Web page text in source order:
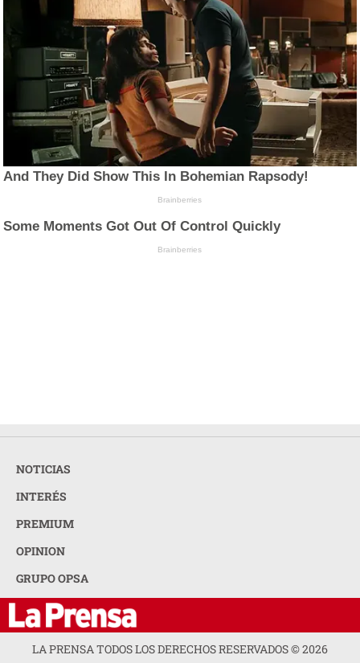
And They Did Show This In Bohemian Rapsody!
Brainberries
Some Moments Got Out Of Control Quickly
Brainberries
NOTICIAS
INTERÉS
PREMIUM
OPINION
GRUPO OPSA
LA PRENSA TODOS LOS DERECHOS RESERVADOS ©2026